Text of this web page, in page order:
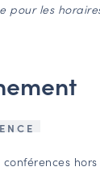
pour les
conférences